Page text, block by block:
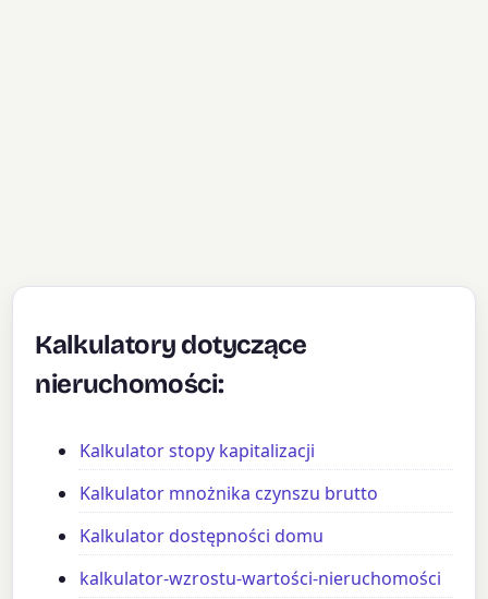
Kalkulatory dotyczące
nieruchomości:
Kalkulator stopy kapitalizacji
Kalkulator mnożnika czynszu brutto
Kalkulator dostępności domu
kalkulator-wzrostu-wartości-nieruchomości